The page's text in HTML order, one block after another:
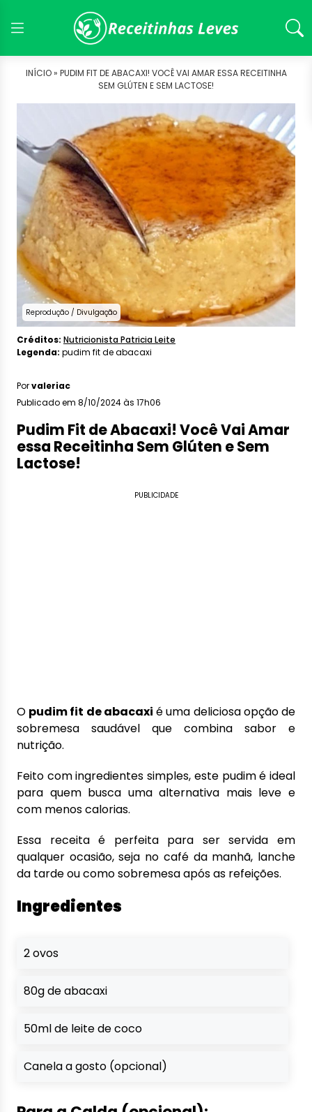
INÍCIO » PUDIM FIT DE ABACAXI! VOCÊ VAI AMAR ESSA RECEITINHA
SEM GLÚTEN E SEM LACTOSE!
Reprodução / Divulgação
Créditos: Nutricionista Patricia Leite
Legenda: pudim fit de abacaxi
Porvaleriac
Publicado em 8/10/2024 às 17h06
Pudim Fit de Abacaxi! Você Vai Amar
essa Receitinha Sem Glúten e Sem
Lactose!
PUBLICIDADE
O pudim fit de abacaxi é uma deliciosa opção de
sobremesa saudável que combina sabor e
nutrição.
Feito com ingredientes simples, este pudim é ideal
para quem busca uma alternativa mais leve e
com menos calorias.
Essa receita é perfeita para ser servida em
qualquer ocasião, seja no café da manhã, lanche
da tarde ou como sobremesa após as refeições.
Ingredientes
2 ovos
80g de abacaxi
50ml de leite de coco
Canela a gosto (opcional)